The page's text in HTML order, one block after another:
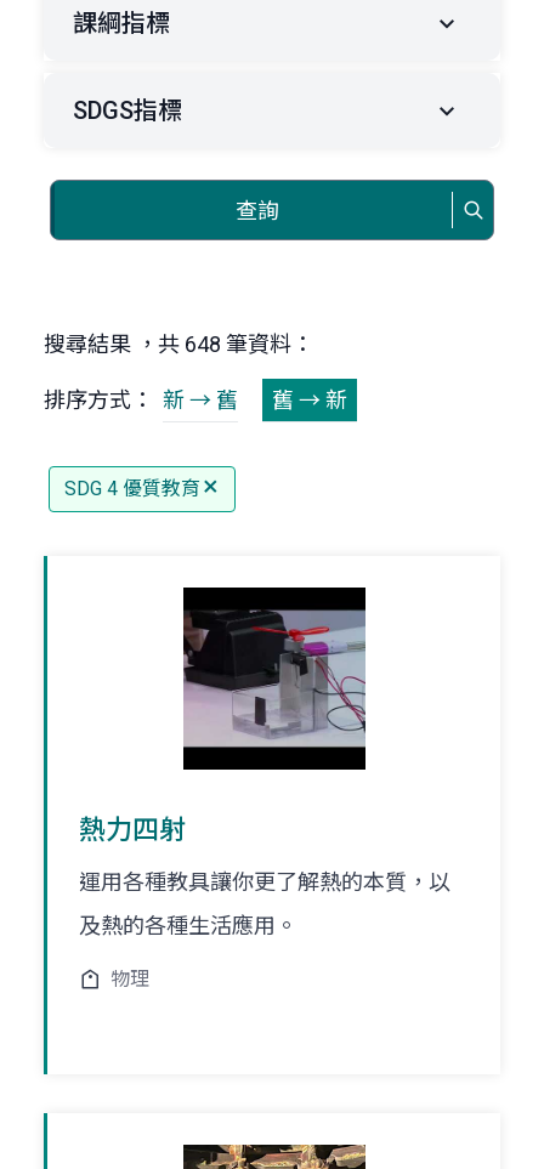
課綱指標
SDGS指標
查詢
搜尋結果 ，共 648 筆資料：
排序方式： 新 → 舊 舊 → 新
SDG 4 優質教育
熱力四射
運用各種教具讓你更了解熱的本質，以
及熱的各種生活應用。
物理